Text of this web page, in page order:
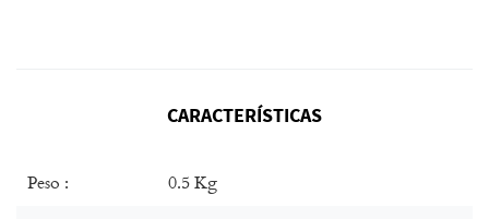
CARACTERÍSTICAS
Peso :
0.5 Kg